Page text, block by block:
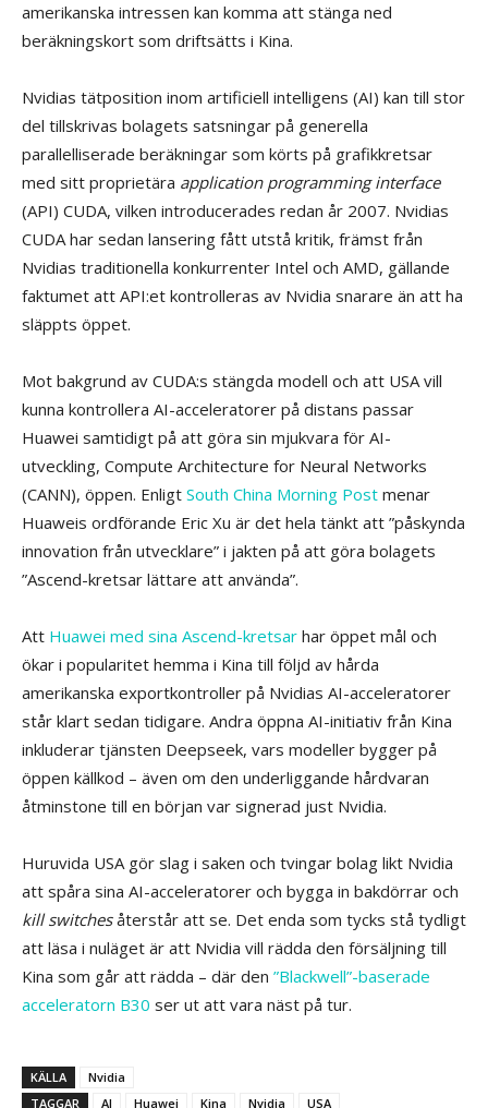
amerikanska intressen kan komma att stänga ned
beräkningskort som driftsätts i Kina.
Nvidias tätposition inom artificiell intelligens (AI) kan till stor
del tillskrivas bolagets satsningar på generella
parallelliserade beräkningar som körts på grafikkretsar
med sitt proprietära application programming interface
(API) CUDA, vilken introducerades redan år 2007. Nvidias
CUDA har sedan lansering fått utstå kritik, främst från
Nvidias traditionella konkurrenter Intel och AMD, gällande
faktumet att API:et kontrolleras av Nvidia snarare än att ha
släppts öppet.
Mot bakgrund av CUDA:s stängda modell och att USA vill
kunna kontrollera AI-acceleratorer på distans passar
Huawei samtidigt på att göra sin mjukvara för AI-
utveckling, Compute Architecture for Neural Networks
(CANN), öppen. Enligt South China Morning Post menar
Huaweis ordförande Eric Xu är det hela tänkt att ”påskynda
innovation från utvecklare” i jakten på att göra bolagets
”Ascend-kretsar lättare att använda”.
Att Huawei med sina Ascend-kretsar har öppet mål och
ökar i popularitet hemma i Kina till följd av hårda
amerikanska exportkontroller på Nvidias AI-acceleratorer
står klart sedan tidigare. Andra öppna AI-initiativ från Kina
inkluderar tjänsten Deepseek, vars modeller bygger på
öppen källkod – även om den underliggande hårdvaran
åtminstone till en början var signerad just Nvidia.
Huruvida USA gör slag i saken och tvingar bolag likt Nvidia
att spåra sina AI-acceleratorer och bygga in bakdörrar och
kill switchesåterstår att se. Det enda som tycks stå tydligt
att läsa i nuläget är att Nvidia vill rädda den försäljning till
Kina som går att rädda – där den ”Blackwell”-baserade
acceleratorn B30 ser ut att vara näst på tur.
KÄLLA
Nvidia
TAGGAR
AI Huawei Kina Nvidia USA